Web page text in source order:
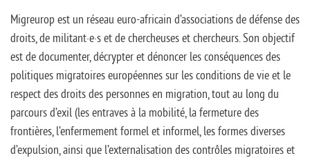
Migreurop est un réseau euro-africain d’associations de défense des
droits, de militant·e·s et de chercheuses et chercheurs. Son objectif
est de documenter, décrypter et dénoncer les conséquences des
politiques migratoires européennes sur les conditions de vie et le
respect des droits des personnes en migration, tout au long du
parcours d’exil (les entraves à la mobilité, la fermeture des
frontières, l’enfermement formel et informel, les formes diverses
d’expulsion, ainsi que l’externalisation des contrôles migratoires et